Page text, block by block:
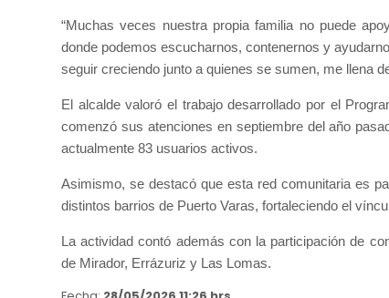
“Muchas veces nuestra propia familia no puede
donde podemos escucharnos, contenernos y
seguir creciendo junto a quienes se sumen, me llena
El alcalde valoró el trabajo desarrollado por el
comenzó sus atenciones en septiembre del año
actualmente 83 usuarios activos.
Asimismo, se destacó que esta red comunitaria es
distintos barrios de Puerto Varas, fortaleciendo el
La actividad contó además con la participación de
de Mirador, Errázuriz y Las Lomas.